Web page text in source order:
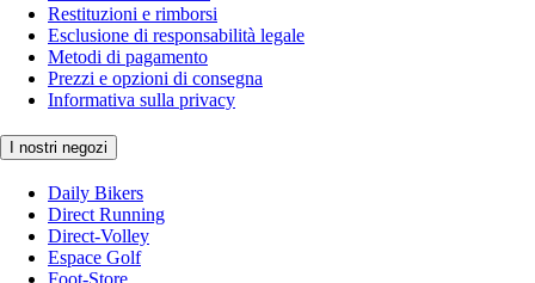
Restituzioni e rimborsi
Esclusione di responsabilità legale
Metodi di pagamento
Prezzi e opzioni di consegna
Informativa sulla privacy
I nostri negozi
Daily Bikers
Direct Running
Direct-Volley
Espace Golf
Foot-Store